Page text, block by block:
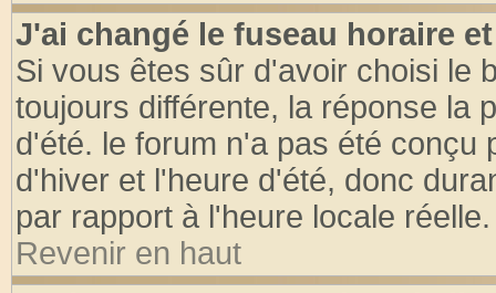
J'ai changé le fuseau horaire
Si vous êtes sûr d'avoir choisi le
toujours différente, la réponse la
d'été. le forum n'a pas été conçu
d'hiver et l'heure d'été, donc
par rapport à l'heure locale réelle.
Revenir en haut